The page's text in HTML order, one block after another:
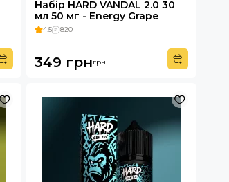
Набір HARD VANDAL 2.0 30
мл 50 мг - Energy Grape
4.5 820
349 грнгрн